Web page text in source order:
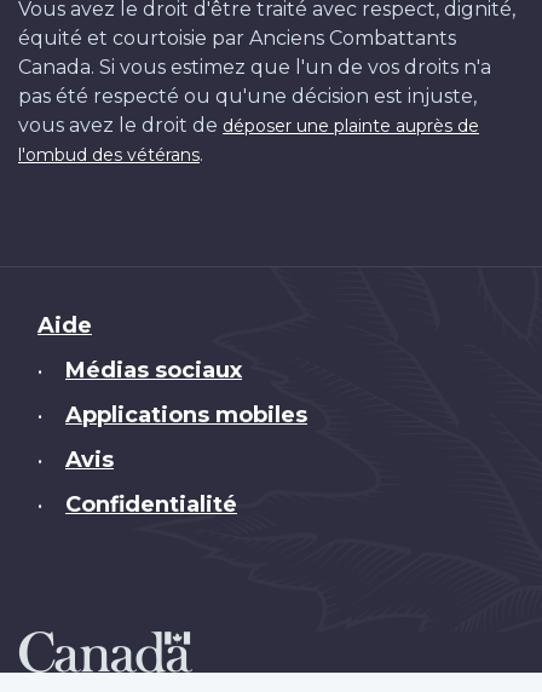
Vous avez le droit d'être traité avec respect, dignité,
équité et courtoisie par Anciens Combattants
Canada. Si vous estimez que l'un de vos droits n'a
pas été respecté ou qu'une décision est injuste,
vous avez le droit de déposer une plainte auprès de
l'ombud des vétérans.
Brand
Aide
• Médias sociaux
• Applications mobiles
• Avis
• Confidentialité